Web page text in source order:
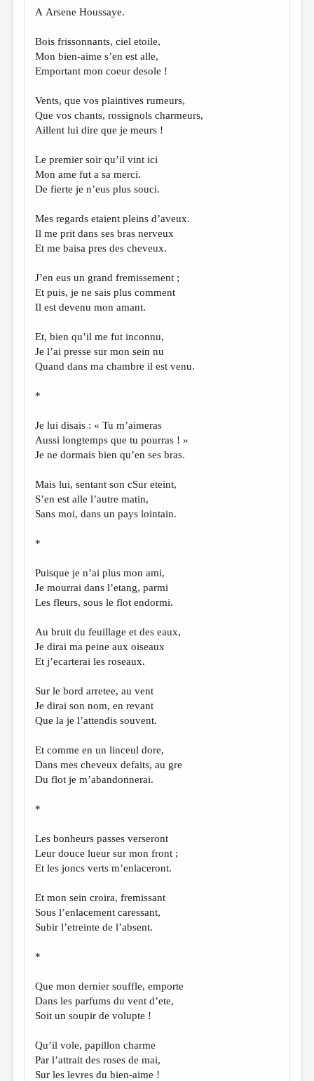
А Arsеne Houssaye.
Bois frissonnants, ciel etoile,
Mon bien-aime s’en est alle,
Emportant mon coeur desole !
Vents, que vos plaintives rumeurs,
Que vos chants, rossignols charmeurs,
Aillent lui dire que je meurs !
Le premier soir qu’il vint ici
Mon ame fut a sa merci.
De fierte je n’eus plus souci.
Mes regards etaient pleins d’aveux.
Il me prit dans ses bras nerveux
Et me baisa pres des cheveux.
J’en eus un grand fremissement ;
Et puis, je ne sais plus comment
Il est devenu mon amant.
Et, bien qu’il me fut inconnu,
Je l’ai presse sur mon sein nu
Quand dans ma chambre il est venu.
*
Je lui disais : « Tu m’aimeras
Aussi longtemps que tu pourras ! »
Je ne dormais bien qu’en ses bras.
Mais lui, sentant son cSur eteint,
S’en est alle l’autre matin,
Sans moi, dans un pays lointain.
*
Puisque je n’ai plus mon ami,
Je mourrai dans l’etang, parmi
Les fleurs, sous le flot endormi.
Au bruit du feuillage et des eaux,
Je dirai ma peine aux oiseaux
Et j’ecarterai les roseaux.
Sur le bord arretee, au vent
Je dirai son nom, en revant
Que la je l’attendis souvent.
Et comme en un linceul dore,
Dans mes cheveux defaits, au gre
Du flot je m’abandonnerai.
*
Les bonheurs passes verseront
Leur douce lueur sur mon front ;
Et les joncs verts m’enlaceront.
Et mon sein croira, fremissant
Sous l’enlacement caressant,
Subir l’etreinte de l’absent.
*
Que mon dernier souffle, emporte
Dans les parfums du vent d’ete,
Soit un soupir de volupte !
Qu’il vole, papillon charme
Par l’attrait des roses de mai,
Sur les levres du bien-aime !